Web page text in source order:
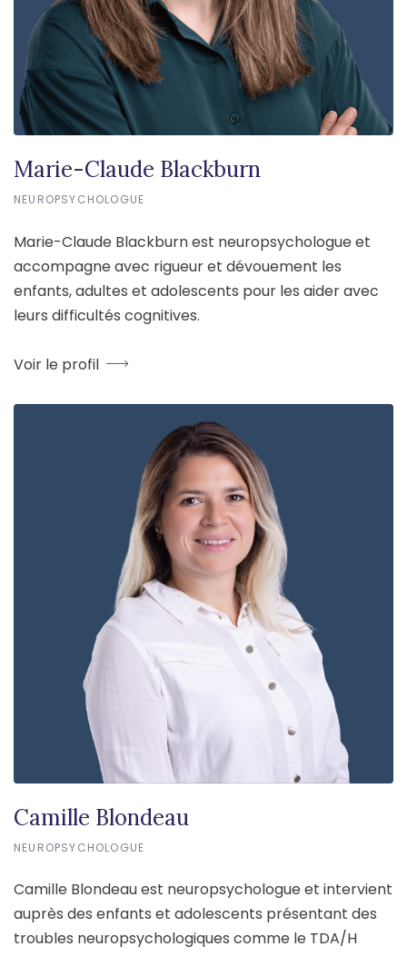
Marie-Claude Blackburn
NEUROPSYCHOLOGUE
Marie-Claude Blackburn est neuropsychologue et
accompagne avec rigueur et dévouement les
enfants, adultes et adolescents pour les aider avec
leurs difficultés cognitives.
Voir le profil
Camille Blondeau
NEUROPSYCHOLOGUE
Camille Blondeau est neuropsychologue et intervient
auprès des enfants et adolescents présentant des
troubles neuropsychologiques comme le TDA/H